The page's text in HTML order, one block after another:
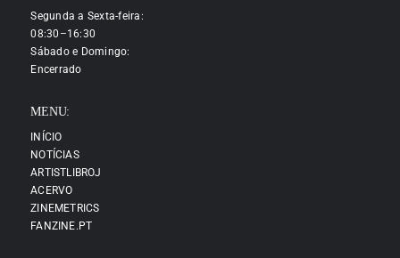
Segunda a Sexta-feira:
08:30–16:30
Sábado e Domingo:
Encerrado
MENU:
INÍCIO
NOTÍCIAS
ARTISTLIBROJ
ACERVO
ZINEMETRICS
FANZINE.PT